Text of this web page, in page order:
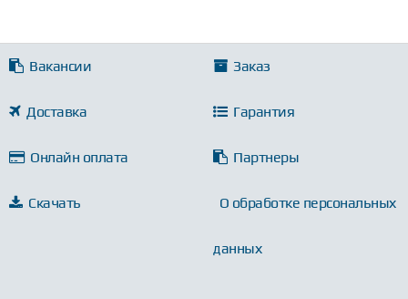
Вакансии Заказ
Доставка Гарантия
Онлайн оплата Партнеры
Скачать О обработке персональных
данных